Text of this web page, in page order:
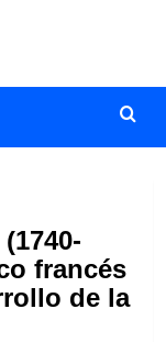
francés
de la